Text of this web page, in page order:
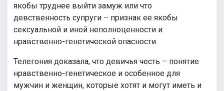
якобы труднее выйти замуж или что
девственность супруги – признак ее якобы
сексуальной и иной неполноценности и
нравственно-генетической опасности.
Телегония доказала, что девичья честь – понятие
нравственно-генетическое и особенное для
мужчин и женщин, которые хотят и могут иметь и